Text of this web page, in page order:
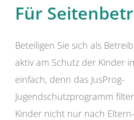
Für
Beteiligen Sie sich als
aktiv am Schutz der Kinder
einfach, denn das JusProg-
Jugendschutzprogramm
Kinder nicht nur nach